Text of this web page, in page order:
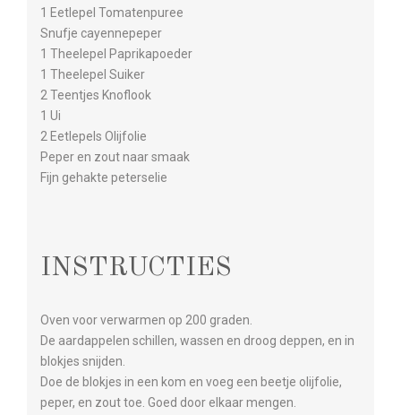
1 Eetlepel Tomatenpuree
Snufje cayennepeper
1 Theelepel Paprikapoeder
1 Theelepel Suiker
2 Teentjes Knoflook
1 Ui
2 Eetlepels Olijfolie
Peper en zout naar smaak
Fijn gehakte peterselie
INSTRUCTIES
Oven voor verwarmen op 200 graden.
De aardappelen schillen, wassen en droog deppen, en in
blokjes snijden.
Doe de blokjes in een kom en voeg een beetje olijfolie,
peper, en zout toe. Goed door elkaar mengen.